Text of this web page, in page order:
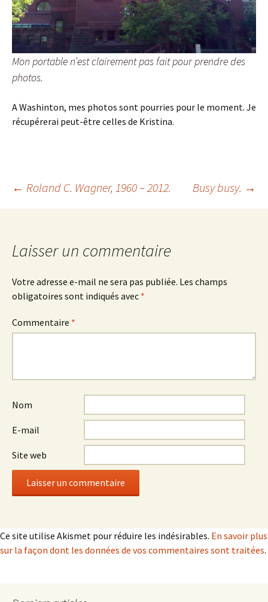
Mon portable n’est clairement pas fait pour prendre des
photos.
A Washinton, mes photos sont pourries pour le moment. Je
récupérerai peut-être celles de Kristina.
Navigation
articles
← Roland C. Wagner, 1960 – 2012. Busy busy. →
Laisser un commentaire
Votre adresse e-mail ne sera pas publiée. Les champs
obligatoires sont indiqués avec *
Commentaire *
Nom
E-mail
Site web
Ce site utilise Akismet pour réduire les indésirables. En savoir plus
sur la façon dont les données de vos commentaires sont traitées.